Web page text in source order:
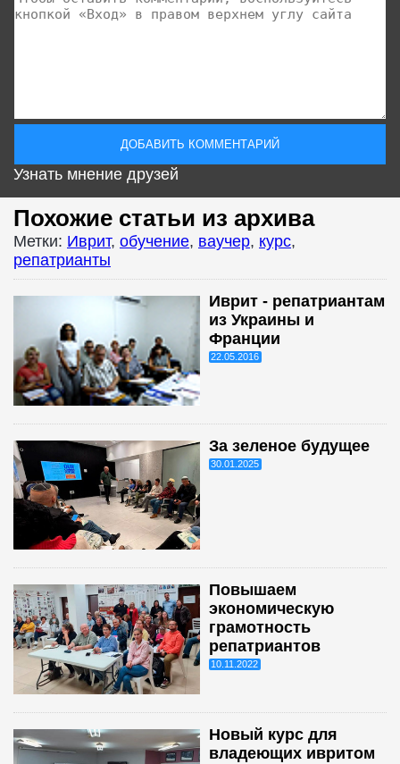
Узнать мнение друзей
Похожие статьи из архива
Метки: Иврит, обучение, ваучер, курс,
репатрианты
Иврит - репатриантам
из Украины и
Франции
22.05.2016
За зеленое будущее
30.01.2025
Повышаем
экономическую
грамотность
репатриантов
10.11.2022
Новый курс для
владеющих ивритом